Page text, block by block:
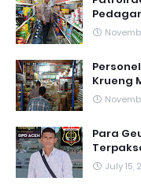
Krueng
Para
July 15,